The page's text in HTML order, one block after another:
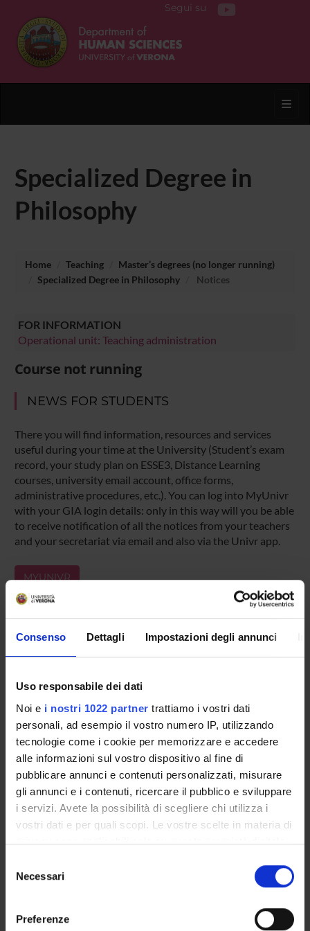
Consenso Dettagli Impostazioni degli annunci
Uso responsabile dei dati
Noi e i nostri 1022 partner trattiamo i vostri dati
personali, ad esempio il vostro numero IP, utilizzando
tecnologie come i cookie per memorizzare e accedere
alle informazioni sul vostro dispositivo al fine di
pubblicare annunci e contenuti personalizzati, misurare
gli annunci e i contenuti, ricercare il pubblico e sviluppare
i servizi. Avete la possibilità di scegliere chi utilizza i
vostri dati e per quali scopi. Le vostre scelte in materia di
privacy sono applicabili solo su questa proprietà digitale
modificare o revocare il proprio consenso in qualsiasi
momento dalla Dichiarazione sui cookie o facendo clic
delNecessari
Preferenze
Segui su
Specialized Degree in
Philosophy
Home Teaching
Master’s degrees (no longer running)
Specialized Degree in Philosophy
Notices
FOR INFORMATION
Operational unit: Teaching administration
Course not running
NEWS FOR STUDENTS
There you will find information, resources and services
useful during your time at the University (Student’s exam
record, your study plan on ESSE3, Distance Learning
courses, university email account, office forms,
administrative procedures, etc.). You can log into MyUnivr
with your GIA login details: only in this way will you be able
to receive notification of all the notices from your teachers
and your secretariat via email and also via the Univr app.
MYUNIVR
Overview
Enrolment Policy
Academic Calendar
Lesson timetable
Degree Programme
Exam calendar
Thesis and internship proposals
Governing bodies
Faculty staff
PHD PROGRAMMES AND POSTGRADUATE